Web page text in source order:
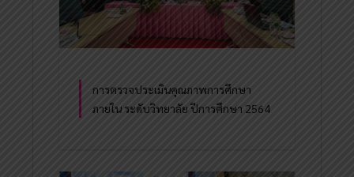
การตรวจประเมินคุณภาพการศึกษา
ภายใน ระดับวิทยาลัย ปีการศึกษา 2564